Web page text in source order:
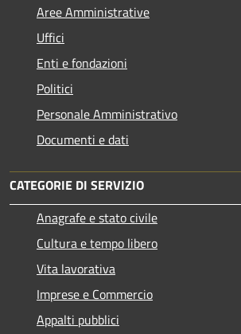
Aree Amministrative
Uffici
Enti e fondazioni
Politici
Personale Amministrativo
Documenti e dati
CATEGORIE DI SERVIZIO
Anagrafe e stato civile
Cultura e tempo libero
Vita lavorativa
Imprese e Commercio
Appalti pubblici